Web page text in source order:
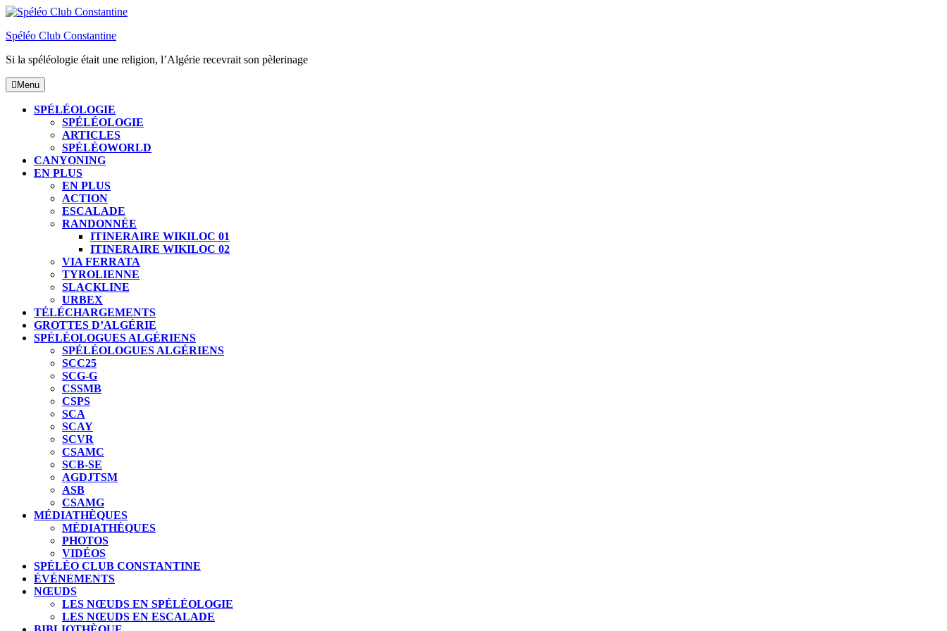
Skip
content
Spéléo Club Constantine
Si la spéléologie était une religion, l’Algérie recevrait son pèlerinage
MenuMenu
SPÉLÉOLOGIE
SPÉLÉOLOGIE
ARTICLES
SPÉLÉOWORLD
CANYONING
EN PLUS
EN PLUS
ACTION
ESCALADE
RANDONNÉE
ITINERAIRE WIKILOC 01
ITINERAIRE WIKILOC 02
VIA FERRATA
TYROLIENNE
SLACKLINE
URBEX
TÉLÉCHARGEMENTS
GROTTES D’ALGÉRIE
SPÉLÉOLOGUES ALGÉRIENS
SPÉLÉOLOGUES ALGÉRIENS
SCC25
SCG-G
CSSMB
CSPS
SCA
SCAY
SCVR
CSAMC
SCB-SE
AGDJTSM
ASB
CSAMG
MÉDIATHÈQUES
MÉDIATHÈQUES
PHOTOS
VIDÉOS
SPÉLÉO CLUB CONSTANTINE
ÉVÉNEMENTS
NŒUDS
LES NŒUDS EN SPÉLÉOLOGIE
LES NŒUDS EN ESCALADE